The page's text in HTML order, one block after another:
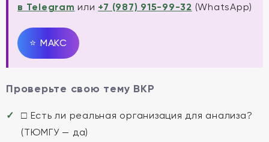
в Telegram или +7 (987) 915-99-32 (WhatsApp)
⭐ MAКС
Проверьте свою тему ВКР
□ Есть ли реальная организация для анализа?
(ТЮМГУ — да)